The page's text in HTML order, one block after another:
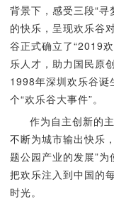
背景下，感受三段“
的快乐，呈现欢乐谷
谷正式确立了“2019
乐人才，助力国民原
1998年深圳欢乐谷诞
个“欢乐谷大事件”。
作为自主创新的
不断为城市输出快乐
题公园产业的发展”为
把欢乐注入到中国的
时光。